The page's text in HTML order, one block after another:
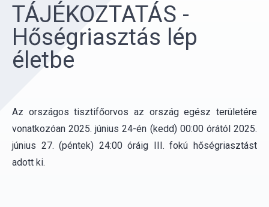
TÁJÉKOZTATÁS -
Hőségriasztás lép
életbe
Az országos tisztifőorvos az ország egész területére
vonatkozóan 2025. június 24-én (kedd) 00:00 órától 2025.
június 27. (péntek) 24:00 óráig III. fokú hőségriasztást
adott ki.